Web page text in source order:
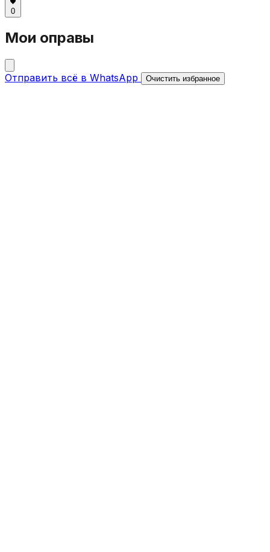
0
Мои оправы
Отправить всё в WhatsApp Очистить избранное